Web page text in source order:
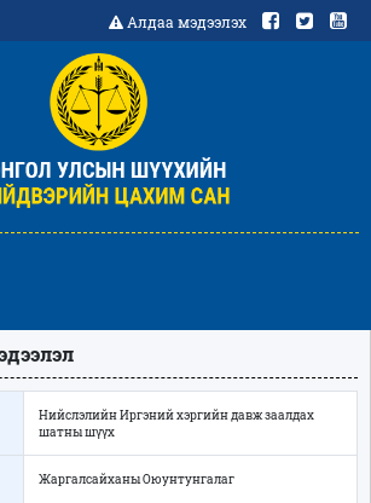
Алдаа мэдээлэх
Нийслэлийн Иргэний хэргийн давж заалдах
шатны шүүх
Жаргалсайханы Оюунтунгалаг